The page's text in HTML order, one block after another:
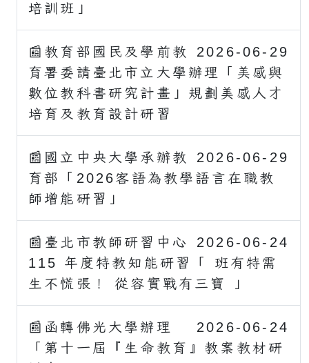
培訓班」
2026-06-29
📰教育部國民及學前教
育署委請臺北市立大學辦理「美感與
數位教科書研究計畫」規劃美感人才
培育及教育設計研習
2026-06-29
📰國立中央大學承辦教
育部「2026客語為教學語言在職教
師增能研習」
2026-06-24
📰臺北市教師研習中心
115 年度特教知能研習「 班有特需
生不慌張！ 從容實戰有三寶 」
2026-06-24
📰函轉佛光大學辦理
「第十一屆『生命教育』教案教材研